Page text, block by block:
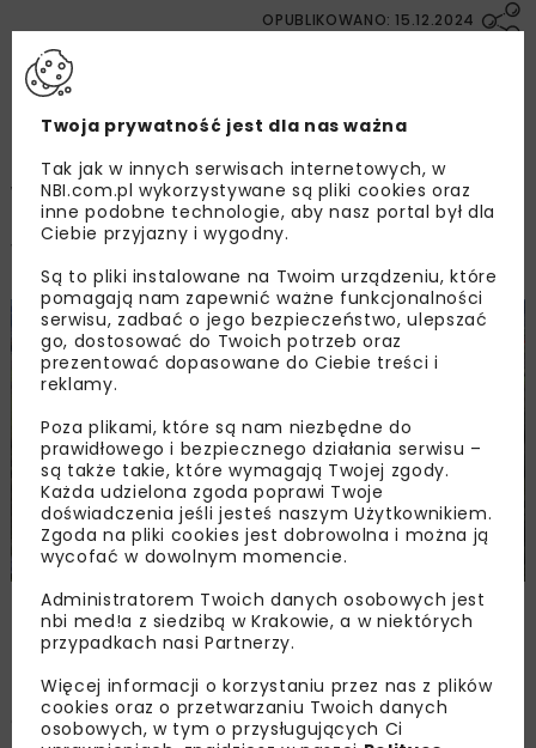
OPUBLIKOWANO: 15.12.2024
Szczeciński Oddział GDDKiA otworzył oferty w
przetargu na budowę obwodnicy Bobolic w
ciągu drogi krajowej nr 25. W przetargu
wpłynęło sześć ofert. Najniższą ofertę na kwotę
ponad 32 mln zł złożyła spółka Mostostal
Warszawa.
Wizualizacja: GDDKiA O/Szczecin,
www.gov.pl/web/gddkia-szczecin/
Obwodnica Bobolic rozpocznie się w rejonie obecnego
Twoja prywatność jest dla nas ważna
Tak jak w innych serwisach internetowych, w
NBI.com.pl wykorzystywane są pliki cookies oraz
inne podobne technologie, aby nasz portal był dla
Ciebie przyjazny i wygodny.
Są to pliki instalowane na Twoim urządzeniu, które
pomagają nam zapewnić ważne funkcjonalności
serwisu, zadbać o jego bezpieczeństwo, ulepszać
go, dostosować do Twoich potrzeb oraz
prezentować dopasowane do Ciebie treści i
reklamy.
Poza plikami, które są nam niezbędne do
prawidłowego i bezpiecznego działania serwisu –
są także takie, które wymagają Twojej zgody.
Każda udzielona zgoda poprawi Twoje
doświadczenia jeśli jesteś naszym Użytkownikiem.
Zgoda na pliki cookies jest dobrowolna i można ją
wycofać w dowolnym momencie.
Administratorem Twoich danych osobowych jest
nbi med!a z siedzibą w Krakowie, a w niektórych
przypadkach nasi Partnerzy.
Więcej informacji o korzystaniu przez nas z plików
cookies oraz o przetwarzaniu Twoich danych
osobowych, w tym o przysługujących Ci